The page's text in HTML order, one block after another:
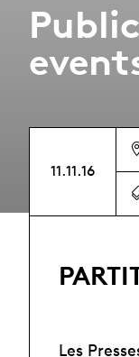
11.11.16
Les